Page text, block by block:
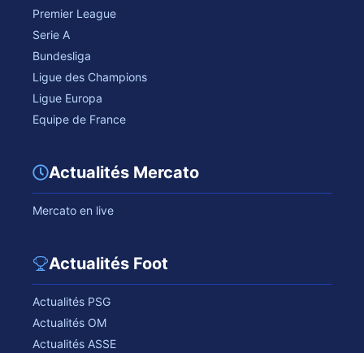
Premier League
Serie A
Bundesliga
Ligue des Champions
Ligue Europa
Equipe de France
Actualités Mercato
Mercato en live
Actualités Foot
Actualités PSG
Actualités OM
Actualités ASSE